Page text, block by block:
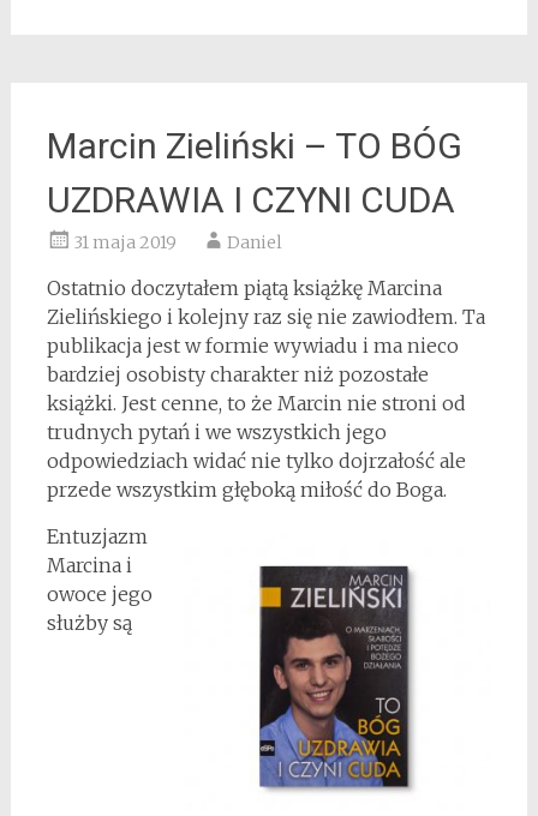
Marcin Zieliński – TO BÓG
UZDRAWIA I CZYNI CUDA
31 maja 2019 Daniel
Ostatnio doczytałem piątą książkę Marcina
Zielińskiego i kolejny raz się nie zawiodłem. Ta
publikacja jest w formie wywiadu i ma nieco
bardziej osobisty charakter niż pozostałe
książki. Jest cenne, to że Marcin nie stroni od
trudnych pytań i we wszystkich jego
odpowiedziach widać nie tylko dojrzałość ale
przede wszystkim głęboką miłość do Boga.
Entuzjazm
Marcina i
owoce jego
służby są